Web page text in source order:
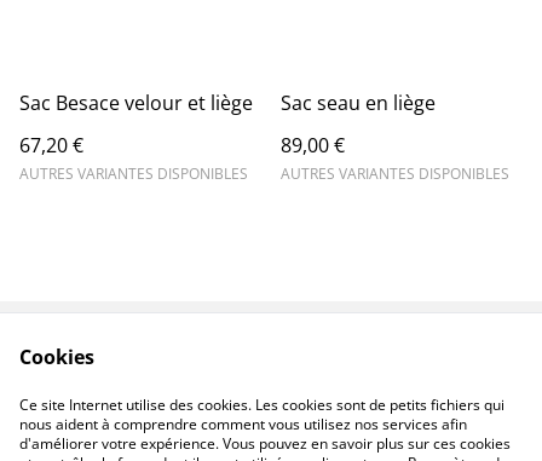
Sac Besace velour et liège
67,20 €
AUTRES VARIANTES DISPONIBLES
Sac seau en liège
89,00 €
AUTRES VARIANTES DISPONIBLES
Politique de
confidentialité
Politique de cookies
Cookies
Ce site Internet utilise des cookies. Les cookies sont de petits fichiers qui
nous aident à comprendre comment vous utilisez nos services afin
d'améliorer votre expérience. Vous pouvez en savoir plus sur ces cookies